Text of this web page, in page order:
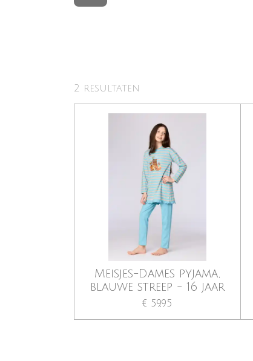
2 resultaten
Meisjes-Dames pyjama,
blauwe streep - 16 jaar
€ 59,95